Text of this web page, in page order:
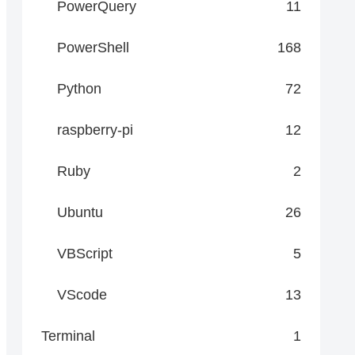
PowerQuery 11
PowerShell 168
Python 72
raspberry-pi 12
Ruby 2
Ubuntu 26
VBScript 5
VScode 13
Terminal 1